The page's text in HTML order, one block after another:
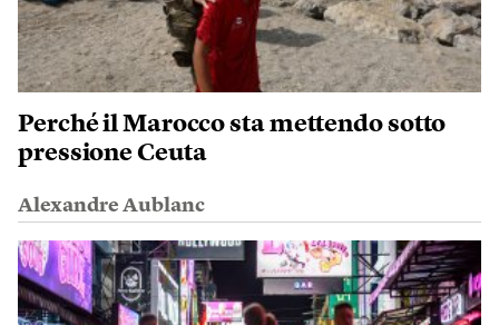
Perché il Marocco sta mettendo sotto
pressione Ceuta
Alexandre Aublanc